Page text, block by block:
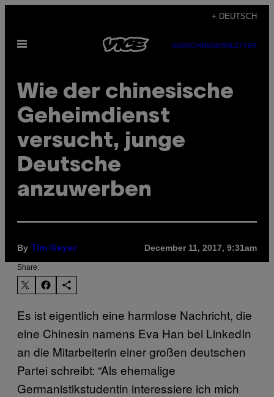
content
+ DEUTSCH
Open
SUBSCRIBENEWSLETTER
Wie der chinesische
Geheimdienst
versucht, junge
Deutsche
anzuwerben
By Tim Geyer December 11, 2017, 9:31am
Share:
Es ist eigentlich eine harmlose Nachricht, die
eine Chinesin namens Eva Han bei LinkedIn
an die Mitarbeiterin einer großen deutschen
Partei schreibt: “Als ehemalige
Germanistikstudentin interessiere ich mich